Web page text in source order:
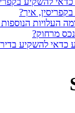
איך?
העלויות הנוספות
מרחוק?